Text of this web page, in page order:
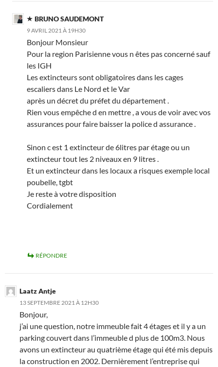
BRUNO SAUDEMONT
9 AVRIL 2021 À 19H30
Bonjour Monsieur
Pour la region Parisienne vous n êtes pas concerné sauf
les IGH
Les extincteurs sont obligatoires dans les cages
escaliers dans Le Nord et le Var
après un décret du préfet du département .
Rien vous empêche d en mettre , a vous de voir avec vos
assurances pour faire baisser la police d assurance .
Sinon c est 1 extincteur de 6litres par étage ou un
extincteur tout les 2 niveaux en 9 litres .
Et un extincteur dans les locaux a risques exemple local
poubelle, tgbt
Je reste à votre disposition
Cordialement
RÉPONDRE
Laatz Antje
13 SEPTEMBRE 2021 À 12H30
Bonjour,
j’ai une question, notre immeuble fait 4 étages et il y a un
parking couvert dans l’immeuble d plus de 100m3. Nous
avons un extincteur au quatrième étage qui été mis depuis
la construction en 2002. Dernièrement l’entreprise qui